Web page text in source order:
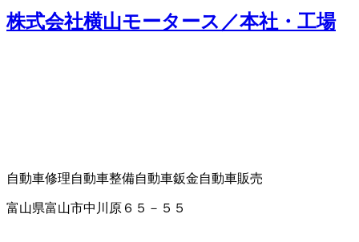
株式会社横山モータース／本社・工場
自動車修理自動車整備自動車鈑金自動車販売
富山県富山市中川原６５－５５